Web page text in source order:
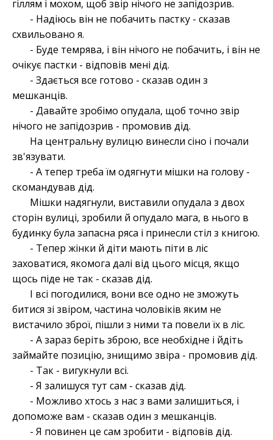
гіллям і мохом, щоб звір нічого не запідозрив.
- Надіюсь він не побачить пастку - сказав
схвильовано я.
- Буде темрява, і він нічого не побачить, і він не
очікує пастки - відповів мені дід.
- Здається все готово - сказав один з
мешканців.
- Давайте зробімо опудала, щоб точно звір
нічого не запідозрив - промовив дід.
На центральну вулицю винесли сіно і почали
зв'язувати.
- А тепер треба їм одягнути мішки на голову -
скомандував дід.
Мішки надягнули, виставили опудала з двох
сторін вулиці, зробили й опудало мага, в нього в
будинку була запасна ряса і принесли стіл з книгою.
- Тепер жінки й діти мають піти в ліс
заховатися, якомога далі від цього місця, якщо
щось піде не так - сказав дід.
І всі погодилися, вони все одно не зможуть
битися зі звіром, частина чоловіків яким не
вистачило зброї, пішли з ними та повели їх в ліс.
- А зараз беріть зброю, все необхідне і йдіть
займайте позицію, знищимо звіра - промовив дід.
- Так - вигукнули всі.
- Я залишуся тут сам - сказав дід.
- Можливо хтось з нас з вами залишиться, і
допоможе вам - сказав один з мешканців.
- Я повинен це сам зробити - відповів дід.